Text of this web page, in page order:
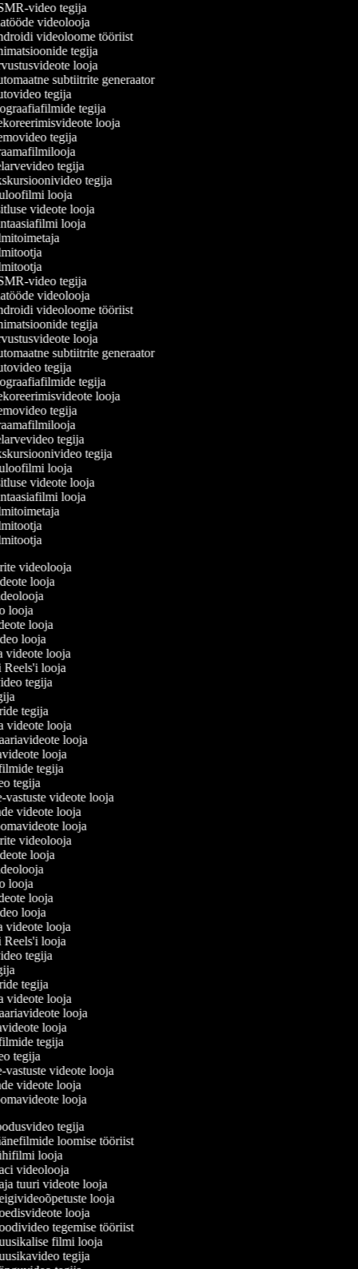
video tegija
videolooja
videoloome tööriist
tegija
looja
subtiitrite generaator
tegija
tegija
looja
tegija
tegija
tegija
looja
videote looja
looja
video tegija
videolooja
videoloome tööriist
tegija
looja
subtiitrite generaator
tegija
tegija
looja
tegija
tegija
tegija
looja
videote looja
looja
videolooja
looja
looja
looja
looja
videote looja
Reels'i looja
tegija
tegija
videote looja
looja
looja
tegija
tegija
vastuste videote looja
videote looja
looja
videolooja
looja
looja
looja
looja
videote looja
Reels'i looja
tegija
tegija
videote looja
looja
looja
tegija
tegija
vastuste videote looja
videote looja
looja
tegija
loomise tööriist
looja
videolooja
tuuri videote looja
looja
looja
tegemise tööriist
filmi looja
tegija